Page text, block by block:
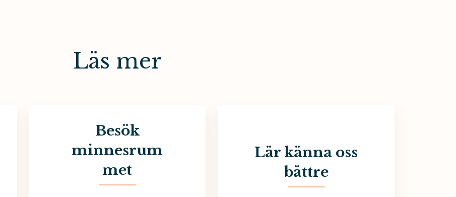
Läs mer
Besök
minnesrum
met
Lär känna oss
bättre